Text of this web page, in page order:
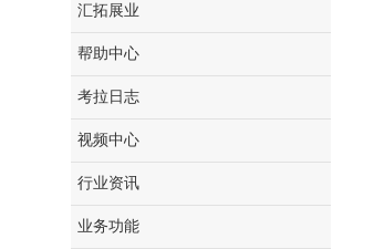
汇拓展业
帮助中心
考拉日志
视频中心
行业资讯
业务功能